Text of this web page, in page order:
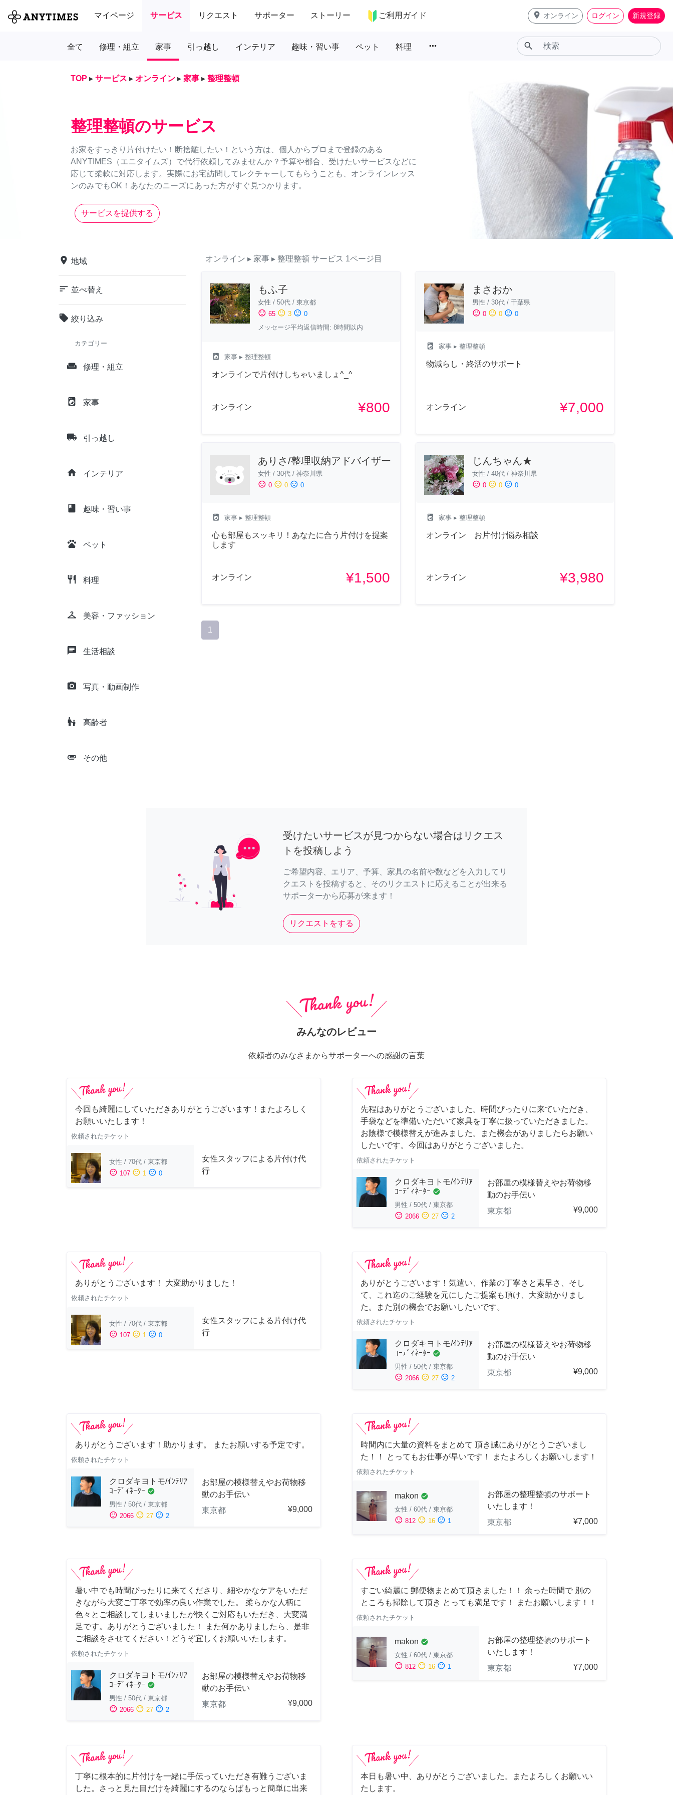
マイページ サービス リクエスト サポーター ストーリー ご利用ガイド place オンライン ログイン 新規登録
全て 修理・組立 家事 引っ越し インテリア 趣味・習い事 ペット 料理 more_horiz search
TOP ▸ サービス ▸ オンライン ▸ 家事 ▸ 整理整頓
整理整頓のサービス
お家をすっきり片付けたい！断捨離したい！という方は、個人からプロまで登録のある
ANYTIMES（エニタイムズ）で代行依頼してみませんか？予算や都合、受けたいサービスなどに
応じて柔軟に対応します。実際にお宅訪問してレクチャーしてもらうことも、オンラインレッス
ンのみでもOK！あなたのニーズにあった方がすぐ見つかります。
サービスを提供する
place 地域
sort 並べ替え
local_offer 絞り込み
カテゴリー
weekend 修理・組立
local_laundry_service 家事
local_shipping 引っ越し
home インテリア
class 趣味・習い事
pets ペット
restaurant 料理
checkroom 美容・ファッション
chat 生活相談
camera_alt 写真・動画制作
escalator_warning 高齢者
attachment その他
オンライン ▸ 家事 ▸ 整理整頓 サービス 1ページ目
もふ子
女性 / 50代 / 東京都
sentiment_satisfied 65 sentiment_neutral 3 sentiment_dissatisfied 0
メッセージ平均返信時間: 8時間以内
local_laundry_service 家事 ▸ 整理整頓
オンラインで片付けしちゃいましょ^_^
オンライン ¥800
まさおか
男性 / 30代/ 千葉県
sentiment_satisfied 0 sentiment_neutral 0 sentiment_dissatisfied 0
local_laundry_service 家事▸ 整理整頓
物減らし・終活のサポート
オンライン ¥7,000
ありさ/整理収納アドバイザー
女性 / 30代 / 神奈川県
sentiment_satisfied 0 sentiment_neutral 0 sentiment_dissatisfied 0
local_laundry_service 家事 ▸ 整理整頓
心も部屋もスッキリ！あなたに合う片付けを提案
します
オンライン ¥1,500
じんちゃん★
女性 / 40代/ 神奈川県
sentiment_satisfied 0 sentiment_neutral 0 sentiment_dissatisfied 0
local_laundry_service 家事▸ 整理整頓
オンライン お片付け悩み相談
オンライン ¥3,980
1
受けたいサービスが見つからない場合はリクエス
トを投稿しよう
ご希望内容、エリア、予算、家具の名前や数などを入力してリ
クエストを投稿すると、そのリクエストに応えることが出来る
サポーターから応募が来ます！
リクエストをする
みんなのレビュー
依頼者のみなさまからサポーターへの感謝の言葉
今回も綺麗にしていただきありがとうございます！またよろしく
お願いいたします！
依頼されたチケット
女性 / 70代 / 東京都
sentiment_satisfied 107 sentiment_neutral 1 sentiment_dissatisfied 0
女性スタッフによる片付け代
行
先程はありがとうございました。時間ぴったりに来ていただき、
手袋などを準備いただいて家具を丁寧に扱っていただきました。
お陰様で模様替えが進みました。また機会がありましたらお願い
したいです。今回はありがとうございました。
依頼されたチケット
クロダキヨトモ/ｲﾝﾃﾘｱ
ｺｰﾃﾞｨﾈｰﾀｰ check_circle
男性 / 50代 / 東京都
sentiment_satisfied 2066 sentiment_neutral 27 sentiment_dissatisfied 2
お部屋の模様替えやお荷物移
動のお手伝い
東京都
¥9,000
ありがとうございます！ 大変助かりました！
依頼されたチケット
女性 / 70代 / 東京都
sentiment_satisfied 107 sentiment_neutral 1 sentiment_dissatisfied 0
女性スタッフによる片付け代
行
ありがとうございます！気遣い、作業の丁寧さと素早さ、そし
て、これ迄のご経験を元にしたご提案も頂け、大変助かりまし
た。また別の機会でお願いしたいです。
依頼されたチケット
クロダキヨトモ/ｲﾝﾃﾘｱ
ｺｰﾃﾞｨﾈｰﾀｰ check_circle
男性 / 50代 / 東京都
sentiment_satisfied 2066 sentiment_neutral 27 sentiment_dissatisfied 2
お部屋の模様替えやお荷物移
動のお手伝い
東京都
¥9,000
ありがとうございます！助かります。 またお願いする予定です。
依頼されたチケット
クロダキヨトモ/ｲﾝﾃﾘｱ
ｺｰﾃﾞｨﾈｰﾀｰ check_circle
男性 / 50代 / 東京都
sentiment_satisfied 2066 sentiment_neutral 27 sentiment_dissatisfied 2
お部屋の模様替えやお荷物移
動のお手伝い
東京都
¥9,000
時間内に大量の資料をまとめて 頂き誠にありがとうございまし
た！！ とってもお仕事が早いです！ またよろしくお願いします！
依頼されたチケット
makon check_circle
女性 / 60代 / 東京都
sentiment_satisfied 812 sentiment_neutral 16 sentiment_dissatisfied 1
お部屋の整理整頓のサポート
いたします！
東京都
¥7,000
暑い中でも時間ぴったりに来てくださり、細やかなケアをいただ
きながら大変ご丁寧で効率の良い作業でした。 柔らかな人柄に
色々とご相談してしまいましたが快くご対応もいただき、大変満
足です。ありがとうございました！ また何かありましたら、是非
ご相談をさせてください！どうぞ宜しくお願いいたします。
依頼されたチケット
クロダキヨトモ/ｲﾝﾃﾘｱ
ｺｰﾃﾞｨﾈｰﾀｰ check_circle
男性 / 50代 / 東京都
sentiment_satisfied 2066 sentiment_neutral 27 sentiment_dissatisfied 2
お部屋の模様替えやお荷物移
動のお手伝い
東京都
¥9,000
すごい綺麗に 郵便物まとめて頂きました！！ 余った時間で 別の
ところも掃除して頂き とっても満足です！ またお願いします！！
依頼されたチケット
makon check_circle
女性 / 60代 / 東京都
sentiment_satisfied 812 sentiment_neutral 16 sentiment_dissatisfied 1
お部屋の整理整頓のサポート
いたします！
東京都
¥7,000
丁寧に根本的に片付けを一緒に手伝っていただき有難うございま
した。さっと見た目だけを綺麗にするのならばもっと簡単に出来
本日も暑い中、ありがとうございました。またよろしくお願いい
たします。